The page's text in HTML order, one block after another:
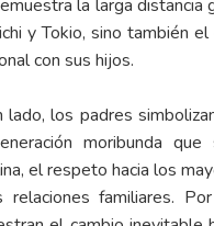
la larga distancia
y Tokio, sino también
con sus hijos.
lado, los padres
moribunda
el respeto hacia los
relaciones familiares.